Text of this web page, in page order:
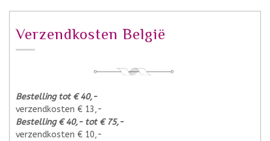
Verzendkosten België
Bestelling tot € 40,-
verzendkosten € 13,-
Bestelling € 40,- tot € 75,-
verzendkosten € 10,-